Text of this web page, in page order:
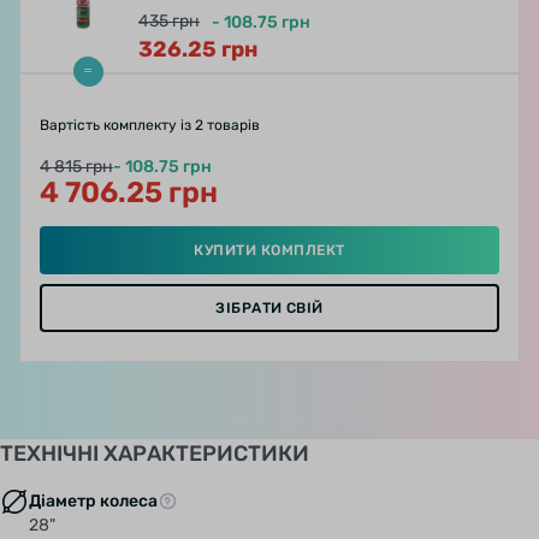
забезпечують краще зчеплення і котяться
швидше! Black Chili виробляється тільки на
фабриці Continental в Корбаху, Німеччина.
доступу до секретів даного складу.
435грн - 108.75 грн
326.25 грн
Вартість комплекту із 2 товарів
4 815 грн- 108.75 грн
4 706.25 грн
КУПИТИ КОМПЛЕКТ
ЗІБРАТИ СВІЙ
ТЕХНІЧНІ ХАРАКТЕРИСТИКИ
Діаметр колеса
28"